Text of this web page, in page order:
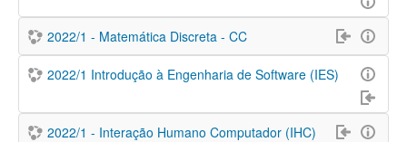
2022/1 - Matemática Discreta - CC
2022/1 Introdução à Engenharia de Software (IES)
2022/1 - Interação Humano Computador (IHC)